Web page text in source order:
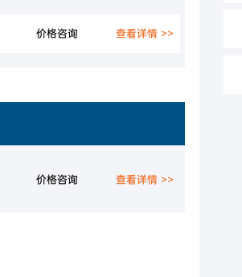
价格咨询 查看详情 >>
价格咨询 查看详情 >>